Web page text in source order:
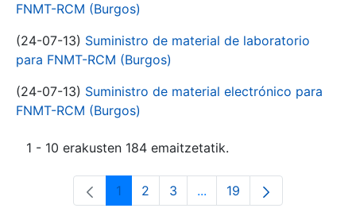
FNMT-RCM (Burgos)
(24-07-13) Suministro de material de laboratorio
para FNMT-RCM (Burgos)
(24-07-13) Suministro de material electrónico para
FNMT-RCM (Burgos)
1 - 10 erakusten 184 emaitzetatik.
Orrialdea
1 Orrialdea
2 Orrialdea
3 ...Intermediate Pages Use
Orrialdea
19